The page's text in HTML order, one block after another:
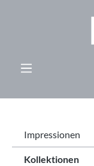
Impressionen
Kollektionen